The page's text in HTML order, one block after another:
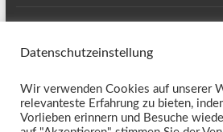
Spacious von ThemeGrill.
Kontakt
Datenschutzeinstellung
Wir verwenden Cookies auf unserer
relevanteste Erfahrung zu bieten,
Vorlieben erinnern und Besuche